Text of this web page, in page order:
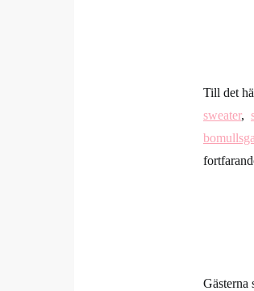
Till det
sweater,
Gästerna